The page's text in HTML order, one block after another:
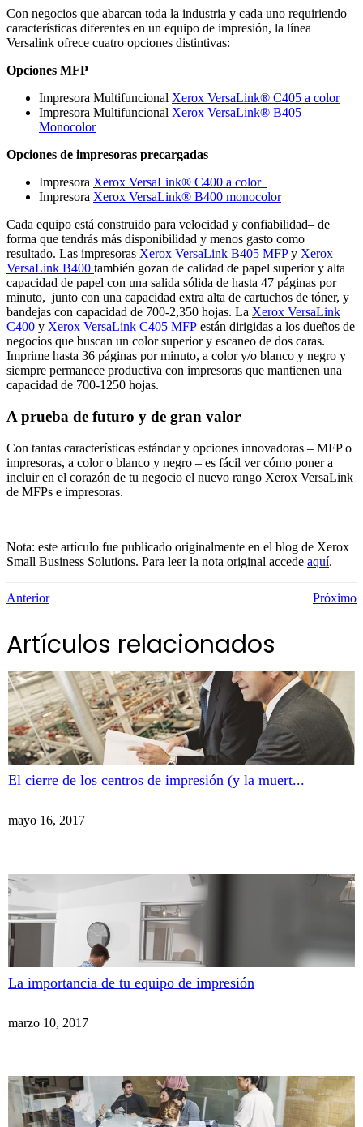
Con negocios que abarcan toda la industria y cada uno requiriendo
características diferentes en un equipo de impresión, la línea
Versalink ofrece cuatro opciones distintivas:
Opciones MFP
Impresora Multifuncional Xerox VersaLink® C405 a color
Impresora Multifuncional Xerox VersaLink® B405
Monocolor
Opciones de impresoras precargadas
Impresora Xerox VersaLink® C400 a color
Impresora Xerox VersaLink® B400 monocolor
Cada equipo está construido para velocidad y confiabilidad– de
forma que tendrás más disponibilidad y menos gasto como
resultado. Las impresoras Xerox VersaLink B405 MFPy Xerox
VersaLink B400 también gozan de calidad de papel superior y alta
capacidad de papel con una salida sólida de hasta 47 páginas por
minuto, junto con una capacidad extra alta de cartuchos de tóner, y
bandejas con capacidad de 700-2,350 hojas. La Xerox VersaLink
C400 y Xerox VersaLink C405 MFP están dirigidas a los dueños de
negocios que buscan un color superior y escaneo de dos caras.
Imprime hasta 36 páginas por minuto, a color y/o blanco y negro y
siempre permanece productiva con impresoras que mantienen una
capacidad de 700-1250 hojas.
A prueba de futuro y de gran valor
Con tantas características estándar y opciones innovadoras – MFP o
impresoras, a color o blanco y negro – es fácil ver cómo poner a
incluir en el corazón de tu negocio el nuevo rango Xerox VersaLink
de MFPs e impresoras.
Nota: este artículo fue publicado originalmente en el blog de Xerox
Small Business Solutions. Para leer la nota original accede aquí.
Anterior Próximo
Artículos relacionados
El cierre de los centros de impresión (y la muert...
mayo 16, 2017
La importancia de tu equipo de impresión
marzo 10, 2017